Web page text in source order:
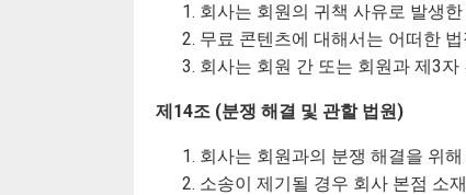
회사는 회원의 귀책 사유로 발생
무료 콘텐츠에 대해서는 어떠한
회사는 회원 간 또는 회원과 제3
제14조 (분쟁 해결 및 관할 법원)
회사는 회원과의 분쟁 해결을 위
소송이 제기될 경우 회사 본점 소